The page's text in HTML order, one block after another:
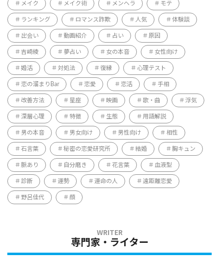
メイク メイク術 メンヘラ モテ
ランキング ロマンス詐欺 人気 体験談
出会い 動画紹介 占い 原因
吉崎綾 夢占い 女の本音 女性向け
婚活 対処法 復縁 心理テスト
恋の溜まりBar 恋愛 恋活 手相
改善方法 星座 映画 歌・曲 浮気
深層心理 特徴 生態 用語解説
男の本音 男女向け 男性向け 相性
石言葉 秘密の恋愛研究所 結婚 胸キュン
脈あり 自分磨き 花言葉 血液型
診断 運勢 運命の人 遠距離恋愛
野呂佳代 顔
専門家・ライター